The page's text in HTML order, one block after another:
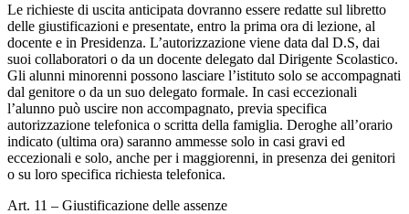
Le richieste di uscita anticipata dovranno essere redatte sul libretto
delle giustificazioni e presentate, entro la prima ora di lezione, al
docente e in Presidenza. L’autorizzazione viene data dal D.S, dai
suoi collaboratori o da un docente delegato dal Dirigente Scolastico.
Gli alunni minorenni possono lasciare l’istituto solo se accompagnati
dal genitore o da un suo delegato formale. In casi eccezionali
l’alunno può uscire non accompagnato, previa specifica
autorizzazione telefonica o scritta della famiglia. Deroghe all’orario
indicato (ultima ora) saranno ammesse solo in casi gravi ed
eccezionali e solo, anche per i maggiorenni, in presenza dei genitori
o su loro specifica richiesta telefonica.
Art. 11 – Giustificazione delle assenze